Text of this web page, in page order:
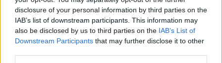
disclosure of your personal information by third parties on the
IAB’s list of downstream participants. This information may
also be disclosed by us to third parties on the IAB’s List of
Downstream Participants that may further disclose it to other
​Vespa che passione!
​Lasciate ai vostri figli il diritto di piangere
​Parole d’amore regalate al vento
​Essere genitori di un adolescente
​Saper pazientare